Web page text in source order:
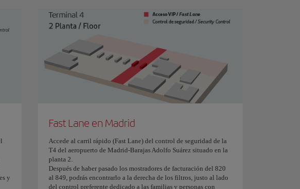
y
Fast Lane en Madrid
Accede al carril rápido (Fast Lane) del control de seguridad de la
T4 del aeropuerto de Madrid-Barajas Adolfo Suárez situado en la
planta 2.
Después de haber pasado los mostradores de facturación del 820
al 849, podrás encontrarlo a la derecha de los filtros, justo al lado
del control preferente dedicado a las familias y personas con